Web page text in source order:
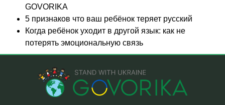
GOVORIKA
5 признаков что ваш ребёнок теряет русский
Когда ребёнок уходит в другой язык: как не
потерять эмоциональную связь